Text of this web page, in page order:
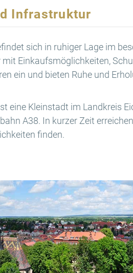
Infrastruktur
sich in ruhiger Lage im
Einkaufsmöglichkeiten,
ein und bieten Ruhe und
eine Kleinstadt im Landkreis
A38. In kurzer Zeit
finden.